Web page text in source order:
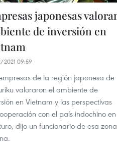
japonesas
de inversión en
2021 09:59
de la región japonesa de
valoraron el ambiente de
en Vietnam y las perspectivas
con el país indochino en
dijo un funcionario de esa zona